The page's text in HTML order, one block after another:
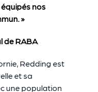
nos
»
de RABA
Redding est
et sa
une population